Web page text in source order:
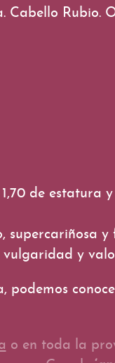
Rubio.
de estatura
supercariñosa y
vulgaridad y
podemos
o en toda la